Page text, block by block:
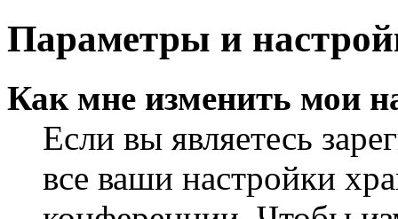
Параметры и
Как мне изменить мои
Если вы являетесь
все ваши настройки